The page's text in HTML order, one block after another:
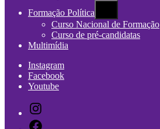
Formação Política
Curso Nacional de Formação
Curso de pré-candidatas
Multimídia
Instagram
Facebook
Youtube
Instagram
Facebook